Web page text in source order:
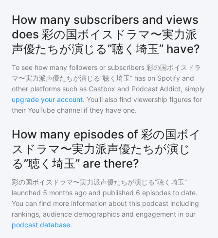
How many subscribers and views
does 彩の国ボイスドラマ〜実力派
声優たちが演じる”聴く埼玉” have?
To see how many followers or subscribers 彩の国ボイスドラ
マ〜実力派声優たちが演じる”聴く埼玉” has on Spotify and
other platforms such as Castbox and Podcast Addict, simply
upgrade your account. You'll also find viewership figures for
their YouTube channel if they have one.
How many episodes of 彩の国ボイ
スドラマ〜実力派声優たちが演じ
る”聴く埼玉” are there?
彩の国ボイスドラマ〜実力派声優たちが演じる”聴く埼玉”
launched 5 months ago and published 6 episodes to date.
You can find more information about this podcast including
rankings, audience demographics and engagement in our
podcast database.